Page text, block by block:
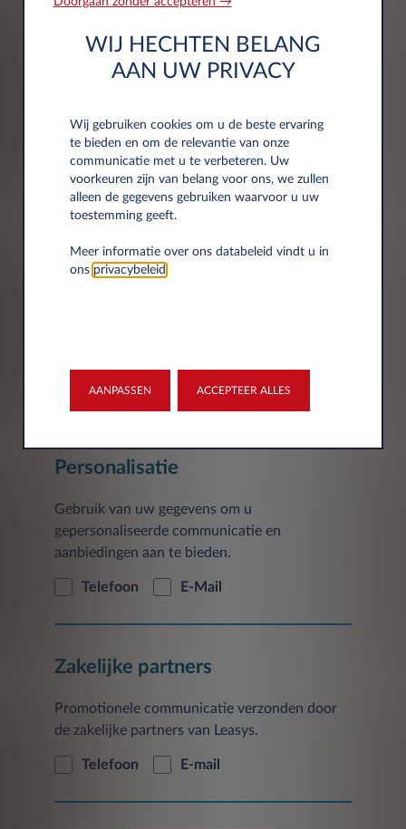
privacy & cookie verklaring van Leasys
Nederland B.V. Hier vindt u ook meer
informatie over uw rechten.
Telefoon E-mail
Personalisatie
Gebruik van uw gegevens om u
gepersonaliseerde communicatie en
aanbiedingen aan te bieden.
Telefoon E-Mail
Zakelijke partners
Promotionele communicatie verzonden door
de zakelijke partners van Leasys.
Telefoon E-mail
WIJ HECHTEN BELANG
AAN UW PRIVACY
Wij gebruiken cookies om u de beste ervaring
te bieden en om de relevantie van onze
communicatie met u te verbeteren. Uw
voorkeuren zijn van belang voor ons, we zullen
alleen de gegevens gebruiken waarvoor u uw
toestemming geeft.
Meer informatie over ons databeleid vindt u in
ons privacybeleid.
AANPASSEN ACCEPTEER ALLES